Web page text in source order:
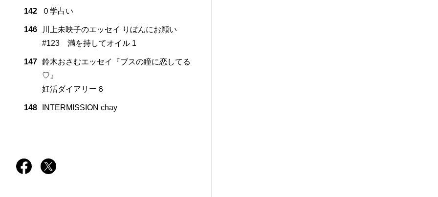
142 ０学占い
146
川上未映子のエッセイ りぼんにお願い
#123 満を持してオイル 1
147 鈴木おさむエッセイ『ブスの瞳に恋してる
♡』
妊活ダイアリー６
148 INTERMISSION chay